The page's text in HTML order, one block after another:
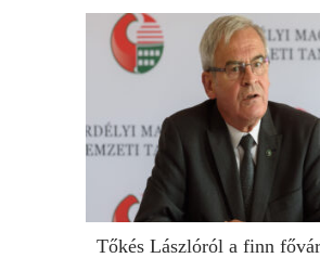
Tőkés Lászlóról a finn